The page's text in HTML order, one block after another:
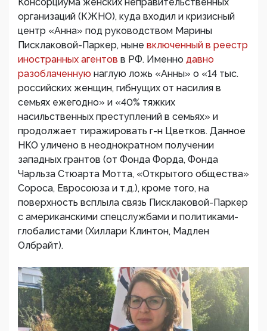
организаций (КЖНО), куда входил и кризисный
центр «Анна» под руководством Марины
Писклаковой-Паркер, ныне включенный в реестр
иностранных агентов в РФ. Именно давно
разоблаченную наглую ложь «Анны» о «14 тыс.
российских женщин, гибнущих от насилия в
семьях ежегодно» и «40% тяжких
насильственных преступлений в семьях» и
продолжает тиражировать г-н Цветков. Данное
НКО уличено в неоднократном получении
западных грантов (от Фонда Форда, Фонда
Чарльза Стюарта Мотта, «Открытого общества»
Сороса, Евросоюза и т.д.), кроме того, на
поверхность всплыла связь Писклаковой-Паркер
с американскими спецслужбами и политиками-
глобалистами (Хиллари Клинтон, Мадлен
Олбрайт).